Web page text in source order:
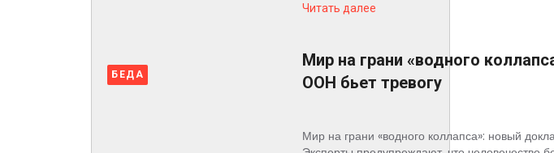
Читать далее
БЕДА
Мир на грани «водного
ООН бьет тревогу
Мир на грани «водного коллапса»: новый